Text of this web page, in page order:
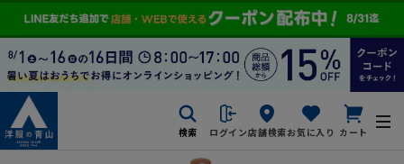
検索 ログイン店舗検索お気に入り カート